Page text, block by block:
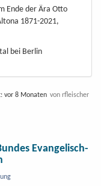
Ende der Ära Otto
1871-2021,
bei Berlin
vor 8 Monaten von rfleischer
Evangelisch-